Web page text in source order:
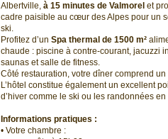
Albertville, à 15 minutes de Valmorel et
cadre paisible au cœur des Alpes pour un
ski.
Profitez d’un Spa thermal de 1500 m²
chaude : piscine à contre-courant, jacuzzi
saunas et salle de fitness.
Côté restauration, votre dîner comprend
L’hôtel constitue également un excellent
d’hiver comme le ski ou les randonnées en
Informations pratiques :
• Votre chambre :